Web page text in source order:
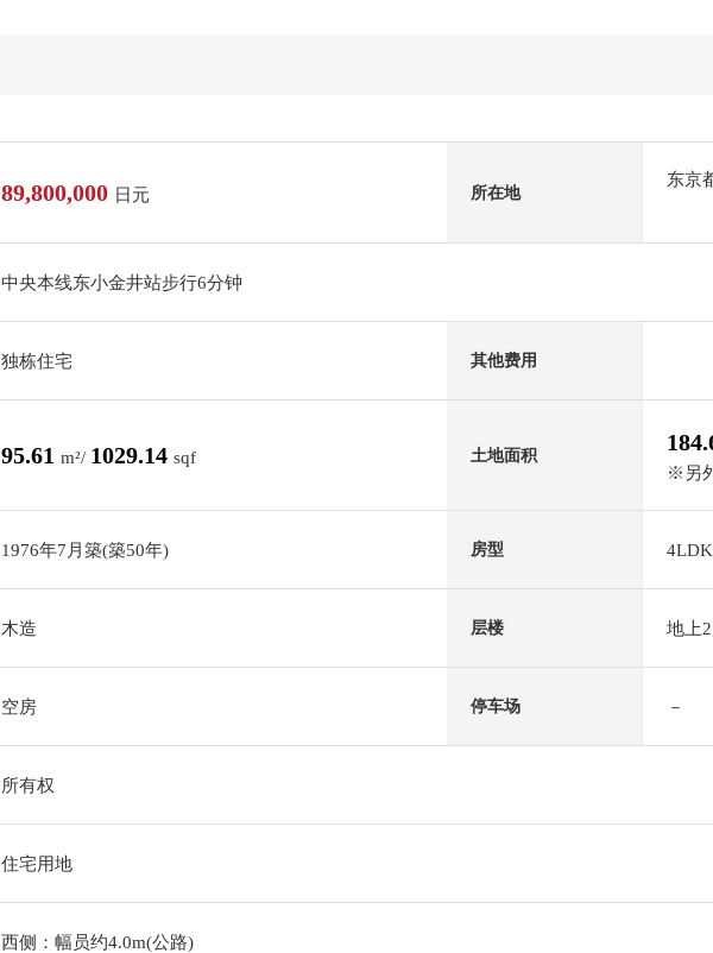
89,800,000 日元 所在地
东京
中央本线东小金井站步行6分钟
独栋住宅 其他费用
95.61 m²/ 1029.14 sqf 土地面积
※另
1976年7月築(築50年) 房型 4LDK
木造 层楼 地上
空房 停车场 －
所有权
住宅用地
西侧：幅员约4.0m(公路)